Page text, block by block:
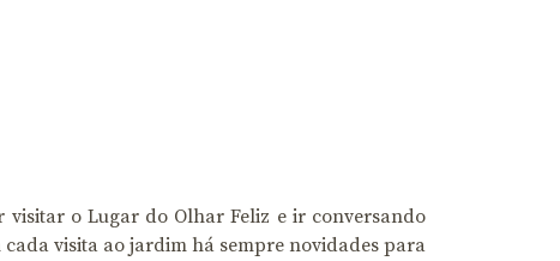
visitar o Lugar do Olhar Feliz e ir conversando
visita ao jardim há sempre novidades para